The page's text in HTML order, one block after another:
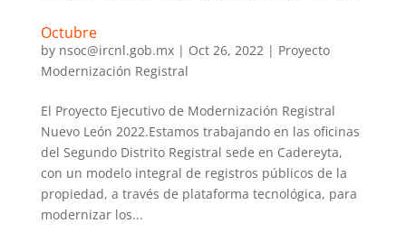
Octubre
by nsoc@ircnl.gob.mx| Oct 26, 2022 | Proyecto
Modernización Registral
El Proyecto Ejecutivo de Modernización Registral
Nuevo León 2022.Estamos trabajando en las oficinas
del Segundo Distrito Registral sede en Cadereyta,
con un modelo integral de registros públicos de la
propiedad, a través de plataforma tecnológica, para
modernizar los...